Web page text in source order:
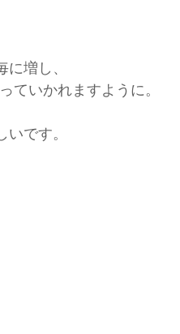
増し、
ていかれますように。
です。